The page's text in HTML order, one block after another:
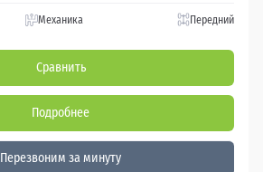
Механика Передний
Сравнить
Подробнее
Перезвоним за минуту